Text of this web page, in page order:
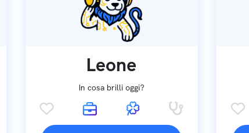
Leone
In cosa brilli oggi?